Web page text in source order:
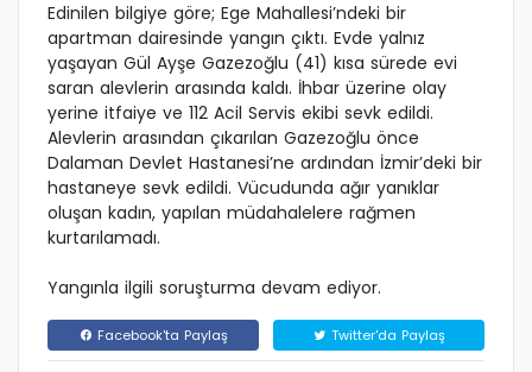
Edinilen bilgiye göre; Ege Mahallesi’ndeki bir
apartman dairesinde yangın çıktı. Evde yalnız
yaşayan Gül Ayşe Gazezoğlu (41) kısa sürede evi
saran alevlerin arasında kaldı. İhbar üzerine olay
yerine itfaiye ve 112 Acil Servis ekibi sevk edildi.
Alevlerin arasından çıkarılan Gazezoğlu önce
Dalaman Devlet Hastanesi’ne ardından İzmir’deki bir
hastaneye sevk edildi. Vücudunda ağır yanıklar
oluşan kadın, yapılan müdahalelere rağmen
kurtarılamadı.
Yangınla ilgili soruşturma devam ediyor.
Facebook'ta Paylaş Twitter'da Paylaş